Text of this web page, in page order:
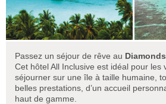
Passez un séjour de rêve au
Cet hôtel All Inclusive est idéal pour les
séjourner sur une île à taille humaine,
belles prestations, d’un accueil
haut de gamme.